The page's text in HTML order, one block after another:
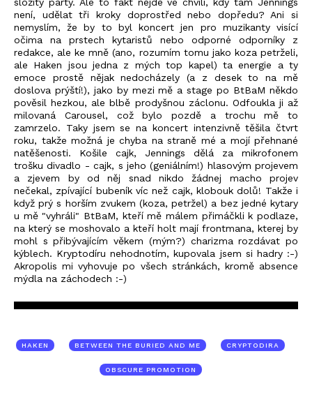
není, udělat tři kroky doprostřed nebo dopředu? Ani si
nemyslím, že by to byl koncert jen pro muzikanty visící
očima na prstech kytaristů nebo odporné odporníky z
redakce, ale ke mně (ano, rozumím tomu jako koza petrželi,
ale Haken jsou jedna z mých top kapel) ta energie a ty
emoce prostě nějak nedocházely (a z desek to na mě
doslova prýští!), jako by mezi mě a stage po BtBaM někdo
pověsil hezkou, ale blbě prodyšnou záclonu. Odfoukla ji až
milovaná Carousel, což bylo pozdě a trochu mě to
zamrzelo. Taky jsem se na koncert intenzivně těšila čtvrt
roku, takže možná je chyba na straně mé a mojí přehnané
natěšenosti. Košile cajk, Jennings dělá za mikrofonem
trošku divadlo - cajk, s jeho (geniálním!) hlasovým projevem
a zjevem by od něj snad nikdo žádnej macho projev
nečekal, zpívající bubeník víc než cajk, klobouk dolů! Takže i
když prý s horším zvukem (koza, petržel) a bez jedné kytary
u mě "vyhráli" BtBaM, kteří mě málem přimáčkli k podlaze,
na který se moshovalo a kteří holt mají frontmana, kterej by
mohl s přibývajícím věkem (mým?) charizma rozdávat po
kýblech. Kryptodíru nehodnotím, kupovala jsem si hadry :-)
Akropolis mi vyhovuje po všech stránkách, kromě absence
mýdla na záchodech :-)
HAKEN BETWEEN THE BURIED AND ME CRYPTODIRA
OBSCURE PROMOTION